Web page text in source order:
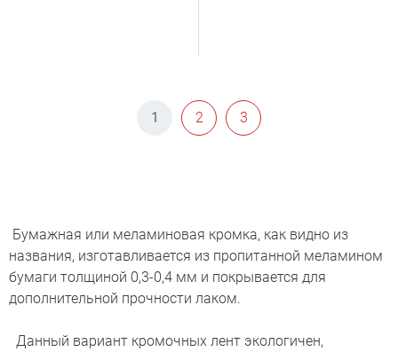
1 2 3
Бумажная или меламиновая кромка, как видно из
названия, изготавливается из пропитанной меламином
бумаги толщиной 0,3-0,4 мм и покрывается для
дополнительной прочности лаком.
Данный вариант кромочных лент экологичен,